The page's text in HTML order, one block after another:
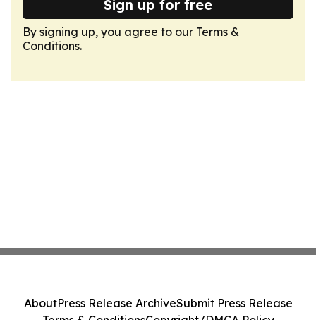
Sign up for free
By signing up, you agree to our Terms &
Conditions.
AboutPress Release ArchiveSubmit Press Release